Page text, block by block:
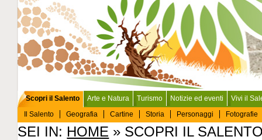
Scopri il Salento
Il Salento
Geografia Cartine Storia Personaggi Fotografie
Arte e Natura Turismo Notizie ed eventi Vivi il
SEI IN: HOME » SCOPRI IL